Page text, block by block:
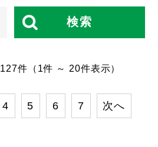
検索
127件 （1件 ～ 20件表示）
4 5 6 7 次へ